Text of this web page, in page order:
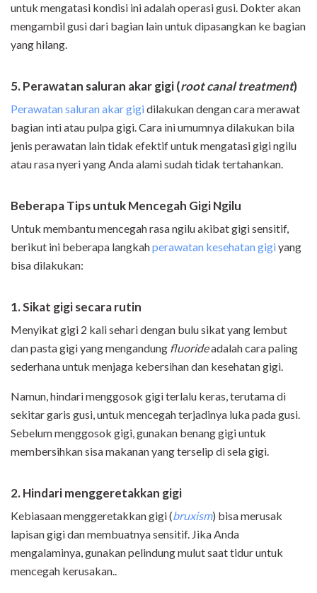
untuk mengatasi kondisi ini adalah operasi gusi. Dokter akan
mengambil gusi dari bagian lain untuk dipasangkan ke bagian
yang hilang.
5. Perawatan saluran akar gigi (root canal treatment)
Perawatan saluran akar gigidilakukan dengan cara merawat
bagian inti atau pulpa gigi. Cara ini umumnya dilakukan bila
jenis perawatan lain tidak efektif untuk mengatasi gigi ngilu
atau rasa nyeri yang Anda alami sudah tidak tertahankan.
Beberapa Tips untuk Mencegah Gigi Ngilu
Untuk membantu mencegah rasa ngilu akibat gigi sensitif,
berikut ini beberapa langkahperawatan kesehatan gigiyang
bisa dilakukan:
1. Sikat gigi secara rutin
Menyikat gigi 2 kali sehari dengan bulu sikat yang lembut
dan pasta gigi yang mengandung fluorideadalah cara paling
sederhana untuk menjaga kebersihan dan kesehatan gigi.
Namun, hindari menggosok gigi terlalu keras, terutama di
sekitar garis gusi, untuk mencegah terjadinya luka pada gusi.
Sebelum menggosok gigi, gunakan benang gigi untuk
membersihkan sisa makanan yang terselip di sela gigi.
2. Hindari menggeretakkan gigi
Kebiasaan menggeretakkan gigi (bruxism) bisa merusak
lapisan gigi dan membuatnya sensitif. Jika Anda
mengalaminya, gunakan pelindung mulut saat tidur untuk
mencegah kerusakan..